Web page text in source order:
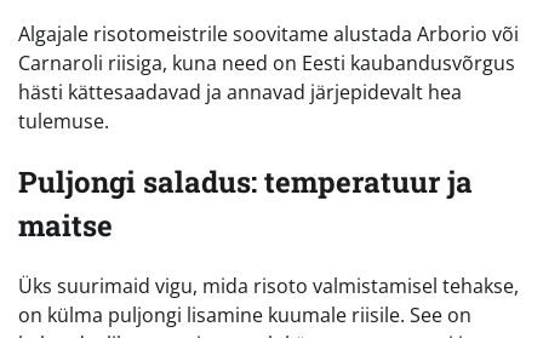
Algajale risotomeistrile soovitame alustada Arborio või
Carnaroli riisiga, kuna need on Eesti kaubandusvõrgus
hästi kättesaadavad ja annavad järjepidevalt hea
tulemuse.
Puljongi saladus: temperatuur ja
maitse
Üks suurimaid vigu, mida risoto valmistamisel tehakse,
on külma puljongi lisamine kuumale riisile. See on